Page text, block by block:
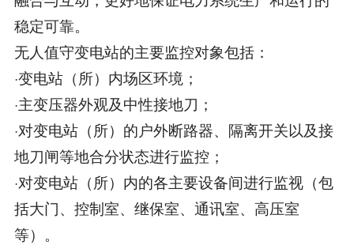
稳定可靠。
无人值守变电站的主要监控对象包括：
·变电站（所）内场区环境；
·主变压器外观及中性接地刀；
·对变电站（所）的户外断路器、隔离开关以及接
地刀闸等地合分状态进行监控；
·对变电站（所）内的各主要设备间进行监视（包
括大门、控制室、继保室、通讯室、高压室
等）。